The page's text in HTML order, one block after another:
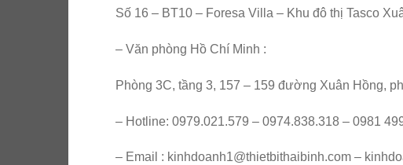
Số 16 – BT10 – Foresa Villa – Khu đô thị Tasco
– Văn phòng Hồ Chí Minh :
Phòng 3C, tầng 3, 157 – 159 đường Xuân Hồng,
– Hotline: 0979.021.579 – 0974.838.318 – 0981
– Email : kinhdoanh1@thietbithaibinh.com –